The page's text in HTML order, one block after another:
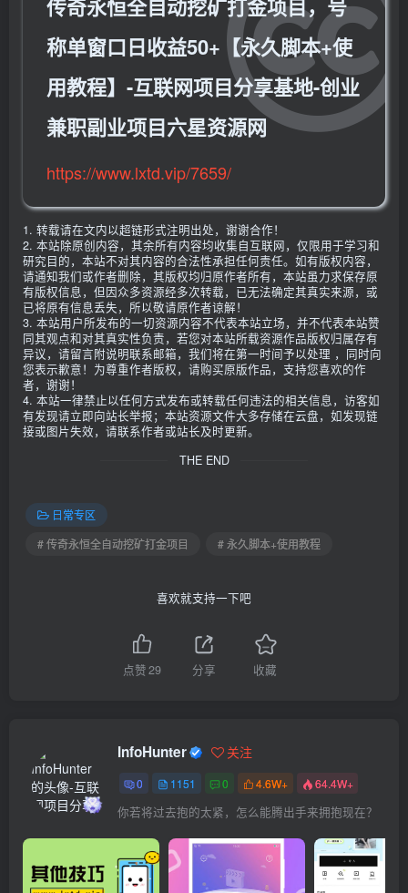
传奇永恒全自动挖矿打金项目，号
称单窗口日收益50+【永久脚本+使
用教程】-互联网项目分享基地-创业
兼职副业项目六星资源网
https://www.lxtd.vip/7659/
1. 转载请在文内以超链形式注明出处，谢谢合作！
2. 本站除原创内容，其余所有内容均收集自互联网，仅限用于学习和
研究目的，本站不对其内容的合法性承担任何责任。如有版权内容，
请通知我们或作者删除，其版权均归原作者所有，本站虽力求保存原
有版权信息，但因众多资源经多次转载，已无法确定其真实来源，或
已将原有信息丢失，所以敬请原作者谅解！
3. 本站用户所发布的一切资源内容不代表本站立场，并不代表本站赞
同其观点和对其真实性负责，若您对本站所载资源作品版权归属存有
异议，请留言附说明联系邮箱，我们将在第一时间予以处理 ，同时向
您表示歉意！为尊重作者版权，请购买原版作品，支持您喜欢的作
者，谢谢！
4. 本站一律禁止以任何方式发布或转载任何违法的相关信息，访客如
有发现请立即向站长举报；本站资源文件大多存储在云盘，如发现链
接或图片失效，请联系作者或站长及时更新。
THE END
日常专区
# 传奇永恒全自动挖矿打金项目
# 永久脚本+使用教程
喜欢就支持一下吧
点赞29 分享 收藏
InfoHunter 关注
0 1151 0 4.6W+ 64.4W+
你若将过去抱的太紧，怎么能腾出手来拥抱现在？